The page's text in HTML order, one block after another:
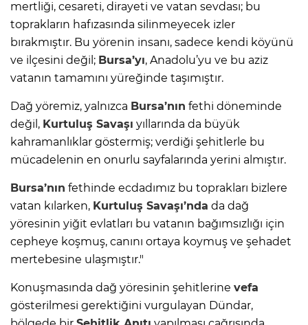
mertliği, cesareti, dirayeti ve vatan sevdası; bu
toprakların hafızasında silinmeyecek izler
bırakmıştır. Bu yörenin insanı, sadece kendi köyünü
ve ilçesini değil; Bursa’yı, Anadolu’yu ve bu aziz
vatanın tamamını yüreğinde taşımıştır.
Dağ yöremiz, yalnızca Bursa’nın fethi döneminde
değil, Kurtuluş Savaşı yıllarında da büyük
kahramanlıklar göstermiş; verdiği şehitlerle bu
mücadelenin en onurlu sayfalarında yerini almıştır.
Bursa’nın fethinde ecdadımız bu toprakları bizlere
vatan kılarken, Kurtuluş Savaşı’nda da dağ
yöresinin yiğit evlatları bu vatanın bağımsızlığı için
cepheye koşmuş, canını ortaya koymuş ve şehadet
mertebesine ulaşmıştır."
Konuşmasında dağ yöresinin şehitlerine vefa
gösterilmesi gerektiğini vurgulayan Dündar,